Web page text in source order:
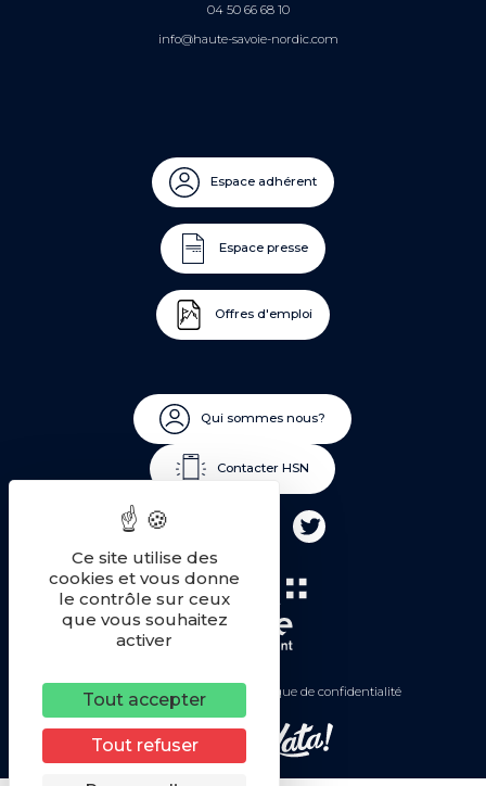
04 50 66 68 10
info@haute-savoie-nordic.com
Espace adhérent
Espace presse
Offres d'emploi
Qui sommes nous?
Contacter HSN
Mentions légales Politique de confidentialité
Une réalisation
Ce site utilise des
cookies et vous donne
le contrôle sur ceux
que vous souhaitez
activer
Tout accepter
Tout refuser